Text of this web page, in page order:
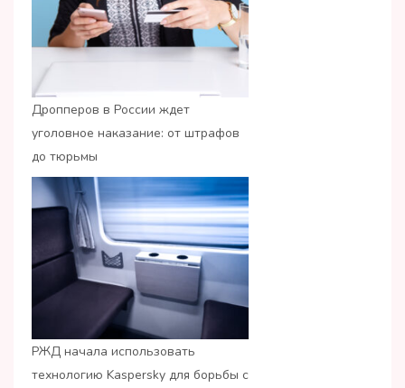
Дропперов в России ждет
уголовное наказание: от штрафов
до тюрьмы
РЖД начала использовать
технологию Kaspersky для борьбы с